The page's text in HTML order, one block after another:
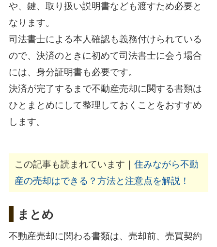
や、鍵、取り扱い説明書なども渡すため必要と
なります。
司法書士による本人確認も義務付けられている
ので、決済のときに初めて司法書士に会う場合
には、身分証明書も必要です。
決済が完了するまで不動産売却に関する書類は
ひとまとめにして整理しておくことをおすすめ
します。
この記事も読まれています｜ 住みながら不動
産の売却はできる？方法と注意点を解説！
まとめ
不動産売却に関わる書類は、売却前、売買契約